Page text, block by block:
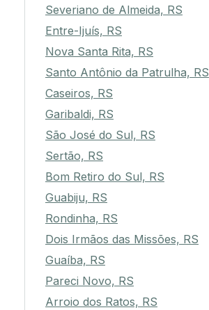
Severiano de Almeida, RS
Entre-Ijuís, RS
Nova Santa Rita, RS
Santo Antônio da Patrulha, RS
Caseiros, RS
Garibaldi, RS
São José do Sul, RS
Sertão, RS
Bom Retiro do Sul, RS
Guabiju, RS
Rondinha, RS
Dois Irmãos das Missões, RS
Guaíba, RS
Pareci Novo, RS
Arroio dos Ratos, RS